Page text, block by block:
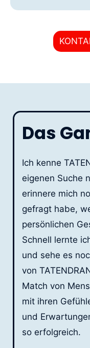
Das
Ich kenne
eigenen Suche
erinnere mich
gefragt habe,
persönlichen
Schnell lernte
und sehe es
von
Match von
mit ihren
und
so erfolgreich.